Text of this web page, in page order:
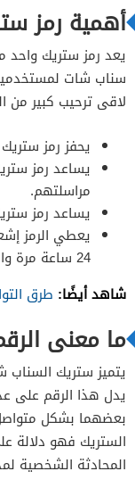
أهمية رمز
يعد رمز ستريك واحد
سناب شات لمستخدميه
لاقى ترحيب كبير من
يحفز رمز
يساعد رمز
مراسلتهم.
يساعد رمز
يعطي الرمز
24 ساعة مرة واحدة.
شاهد أيضًا: طرق
ما معنى
يتميز ستريك
يدل هذا الرقم على
الستريك فهو دلالة
المحادثة الشخصية